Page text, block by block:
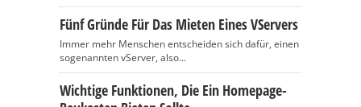
Fünf Gründe Für Das Mieten Eines VServers
Immer mehr Menschen entscheiden sich dafür, einen
sogenannten vServer, also...
Wichtige Funktionen, Die Ein Homepage-